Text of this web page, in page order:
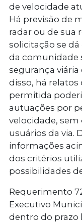
de velocidade
Há previsão de
radar ou de sua
solicitação se
da comunidade
segurança
disso, há relatos
permitida
autuações por
velocidade,
usuários da via.
informações
dos critérios
possibilidades
Requerimento
Executivo
dentro do prazo